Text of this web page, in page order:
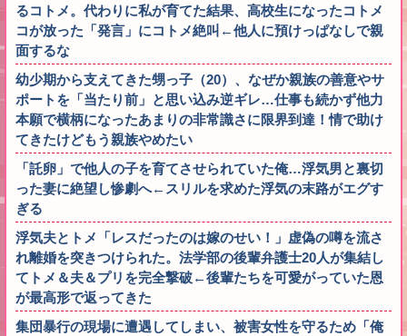
るコトメ。代わりに私が育てた結果、高校生になったコトメ
コが放った「発言」にコトメ絶叫←他人に預けっぱなしで親
面するな
幼少期から支えてきた甥っ子（20）、なぜか親族の善意やサ
ポートを「当たり前」と思い込み逆ギレ…仕事も続かず他力
本願で横柄になったあまりの非常識さに限界到達！情で助け
てきたけどもう親族やめたい
「託卵」で他人の子を育てさせられていた俺…浮気男と裏切
った妻に絶望し惨劇へ←スリルを求めた浮気の末路がエグす
ぎる
浮気夫とトメ「レスだったのは嫁のせい！」虚偽の噂を流さ
れ離婚を突きつけられた。法学部の後輩弁護士20人が集結し
てトメ＆夫＆プリを完全撃破←後輩たちを可愛がっていた恩
が最高形で返ってきた
集団暴行の現場に遭遇してしまい、被害女性を守るため「俺